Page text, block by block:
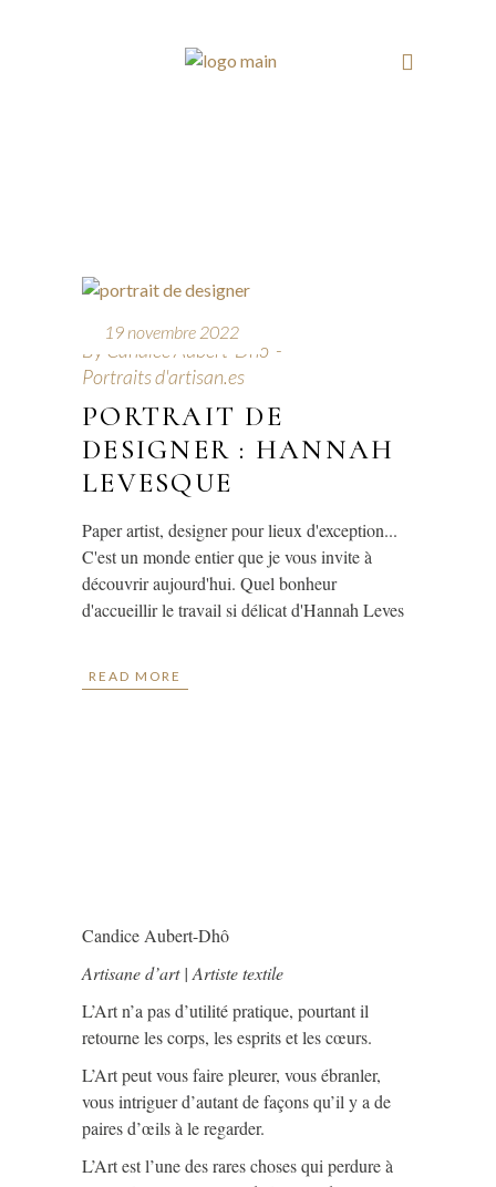
19 novembre 2022
By Candice Aubert-Dho
Portraits d'artisan.es
PORTRAIT DE
DESIGNER : HANNAH
LEVESQUE
Paper artist, designer pour lieux d'exception...
C'est un monde entier que je vous invite à
découvrir aujourd'hui. Quel bonheur
d'accueillir le travail si délicat d'Hannah Leves
READ MORE
Candice Aubert-Dhô
Artisane d’art | Artiste textile
L’Art n’a pas d’utilité pratique, pourtant il
retourne les corps, les esprits et les cœurs.
L’Art peut vous faire pleurer, vous ébranler,
vous intriguer d’autant de façons qu’il y a de
paires d’œils à le regarder.
L’Art est l’une des rares choses qui perdure à